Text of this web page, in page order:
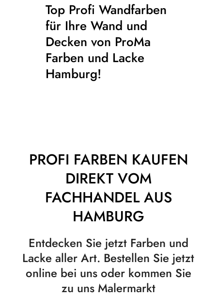
Top Profi Wandfarben
für Ihre Wand und
Decken von ProMa
Farben und Lacke
Hamburg!
PROFI FARBEN KAUFEN
DIREKT VOM
FACHHANDEL AUS
HAMBURG
Entdecken Sie jetzt Farben und
Lacke aller Art. Bestellen Sie jetzt
online bei uns oder kommen Sie
zu uns Malermarkt